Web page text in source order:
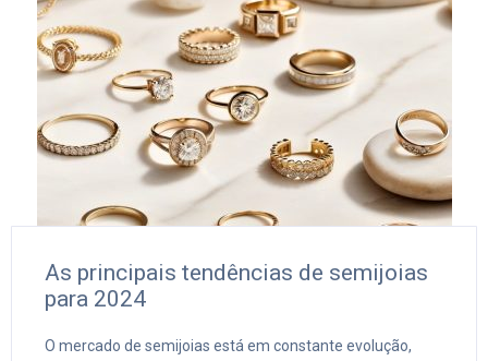
As principais tendências de semijoias
para 2024
O mercado de semijoias está em constante evolução,